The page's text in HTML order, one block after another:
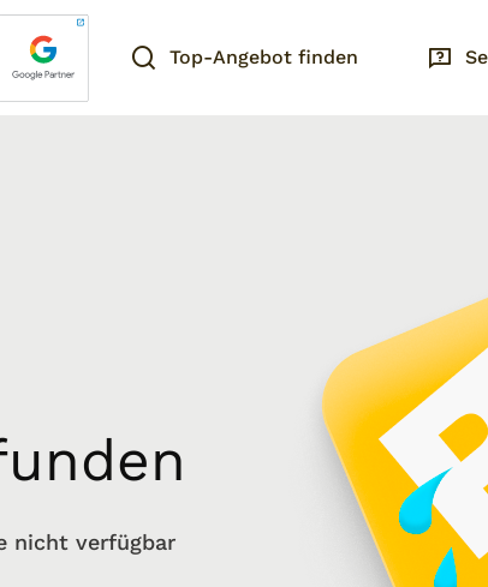
Top-Angebot finden
nicht verfügbar